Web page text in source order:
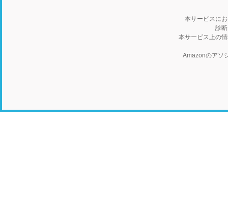
本サービスに
診
本サービス上の
Amazonのアソ